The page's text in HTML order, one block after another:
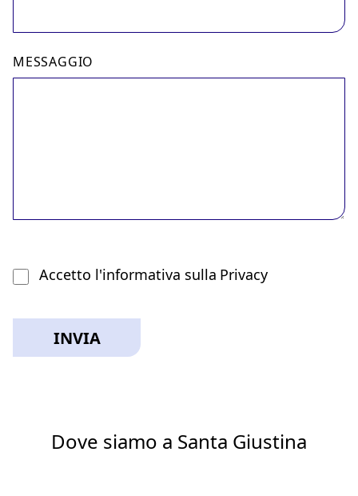
MESSAGGIO
Accetto l'informativa sulla Privacy
Dove siamo a Santa Giustina